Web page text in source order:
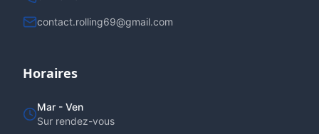
contact.rolling69@gmail.com
Horaires
Mar - Ven
Sur rendez-vous